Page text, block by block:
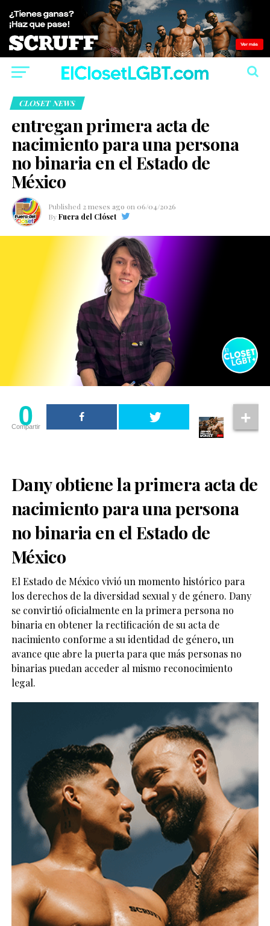
CLOSET NEWS
entregan primera acta de
nacimiento para una persona
no binaria en el Estado de
México
Published 2 meses ago on 06/04/2026
By Fuera del Clóset
0
Compartir
Dany obtiene la primera acta de
nacimiento para una persona
no binaria en el Estado de
México
El Estado de México vivió un momento histórico para
los derechos de la diversidad sexual y de género. Dany
se convirtió oficialmente en la primera persona no
binaria en obtener la rectificación de su acta de
nacimiento conforme a su identidad de género, un
avance que abre la puerta para que más personas no
binarias puedan acceder al mismo reconocimiento
legal.